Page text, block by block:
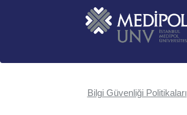
Bilgi Güvenliği Politikaları